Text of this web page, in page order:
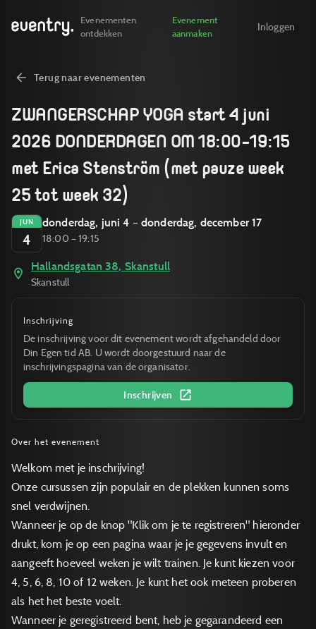
Evenementen
ontdekken
Evenement
aanmaken
Inloggen
Terug naar evenementen
ZWANGERSCHAP YOGA start 4 juni
2026 DONDERDAGEN OM 18:00-19:15
met Erica Stenström (met pauze week
25 tot week 32)
JUN
4
donderdag, juni 4 – donderdag, december 17
18:00 – 19:15
Hallandsgatan 38, Skanstull
Skanstull
Inschrijving
De inschrijving voor dit evenement wordt afgehandeld door
Din Egen tid AB. U wordt doorgestuurd naar de
inschrijvingspagina van de organisator.
Inschrijven
Over het evenement
Welkom met je inschrijving!
Onze cursussen zijn populair en de plekken kunnen soms
snel verdwijnen.
Wanneer je op de knop "Klik om je te registreren" hieronder
drukt, kom je op een pagina waar je je gegevens invult en
aangeeft hoeveel weken je wilt trainen. Je kunt kiezen voor
4, 5, 6, 8, 10 of 12 weken. Je kunt het ook meteen proberen
als het het beste voelt.
Wanneer je geregistreerd bent, heb je gegarandeerd een